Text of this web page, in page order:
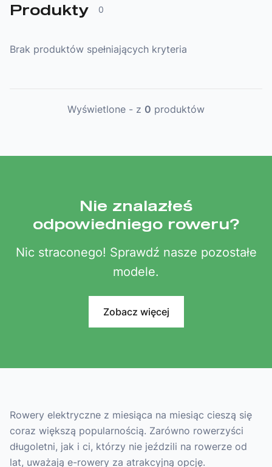
Produkty 0
Brak produktów spełniających kryteria
Wyświetlone - z 0 produktów
Nie znalazłeś
odpowiedniego roweru?
Nic straconego! Sprawdź nasze pozostałe
modele.
Zobacz więcej
Rowery elektryczne z miesiąca na miesiąc cieszą się
coraz większą popularnością. Zarówno rowerzyści
długoletni, jak i ci, którzy nie jeździli na rowerze od
lat, uważają e-rowery za atrakcyjną opcję.